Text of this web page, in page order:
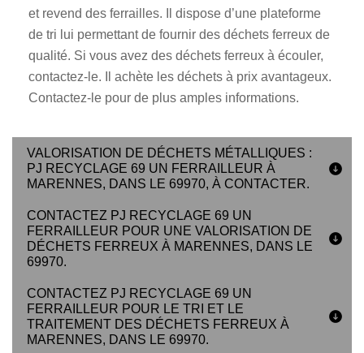
et revend des ferrailles. Il dispose d’une plateforme
de tri lui permettant de fournir des déchets ferreux de
qualité. Si vous avez des déchets ferreux à écouler,
contactez-le. Il achète les déchets à prix avantageux.
Contactez-le pour de plus amples informations.
VALORISATION DE DÉCHETS MÉTALLIQUES :
PJ RECYCLAGE 69 UN FERRAILLEUR À
MARENNES, DANS LE 69970, À CONTACTER.
CONTACTEZ PJ RECYCLAGE 69 UN
FERRAILLEUR POUR UNE VALORISATION DE
DÉCHETS FERREUX À MARENNES, DANS LE
69970.
CONTACTEZ PJ RECYCLAGE 69 UN
FERRAILLEUR POUR LE TRI ET LE
TRAITEMENT DES DÉCHETS FERREUX À
MARENNES, DANS LE 69970.